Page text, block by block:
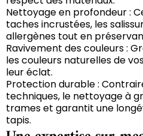
Nettoyage en profondeur :
taches incrustées, les
allergènes tout en
Ravivement des couleurs :
les couleurs naturelles de
leur éclat.
Protection durable :
techniques, le nettoyage à
trames et garantit une
tapis.